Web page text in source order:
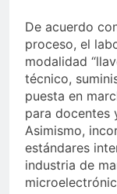
De acuerdo
proceso, el
modalidad
técnico,
puesta en
para docentes
Asimismo,
estándares
industria de